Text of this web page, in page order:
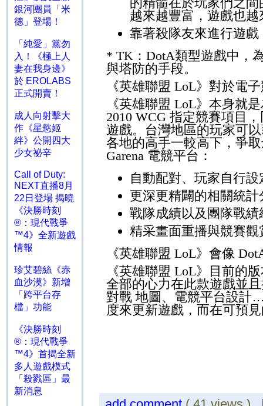
銀河團員「米
德」登場！
「純愛」黨勿
入！《極上人
妻在我身邊》
於 EROLABS
正式開賣！
成人向射擊大
作《星慾姬
絆》公開四大
少女祕辛
Call of Duty:
NEXT直播8月
22日登場 揭曉
《決勝時刻
®：現代戰爭
™4》全新遊戲
情報
珍艾碧絲《赤
血沙漠》新增
「跨平台存
檔」功能
《決勝時刻
®：現代戰爭
™4》首揭全新
多人遊戲模式
「殺戮區」最
新消息
越來越豐富，遊戲也
靠著殺隊友來進行遊
* TK ： DotA類型遊戲中，
與塔防的手段。
《英雄聯盟 LoL》對於電
《英雄聯盟 LoL》本身就
2010 WCG 指定競賽項目
遊戲。台灣地區的玩家可
各地的高手一較高下，爭
Garena 電競平台：
自動配對、玩家自行
更深更精闢的相關統
戰隊成績以及團隊戰績
精采畫面重播與競賽觀
《英雄聯盟 LoL》會像
《英雄聯盟 LoL》目前的
全部的心力在此款遊戲並
對戰 地圖、電競平台設計
度來更新遊戲，而在可預